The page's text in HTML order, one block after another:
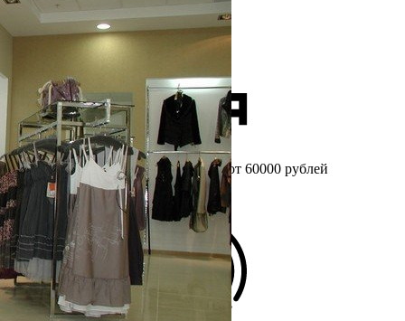
Бесплатныйзамер при заказе от 60000 рублей